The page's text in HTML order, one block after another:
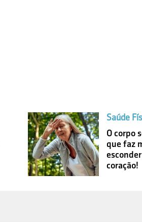
Saúde
O corpo
que faz
coração!